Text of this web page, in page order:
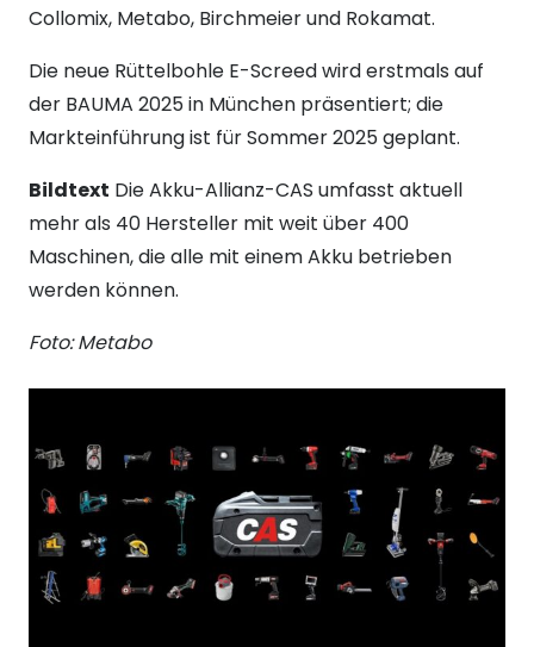
Collomix, Metabo, Birchmeier und Rokamat.
Die neue Rüttelbohle E-Screed wird erstmals auf
der BAUMA 2025 in München präsentiert; die
Markteinführung ist für Sommer 2025 geplant.
Bildtext Die Akku-Allianz-CAS umfasst aktuell
mehr als 40 Hersteller mit weit über 400
Maschinen, die alle mit einem Akku betrieben
werden können.
Foto: Metabo